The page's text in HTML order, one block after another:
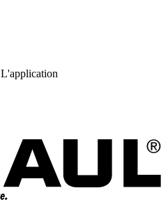
L'application